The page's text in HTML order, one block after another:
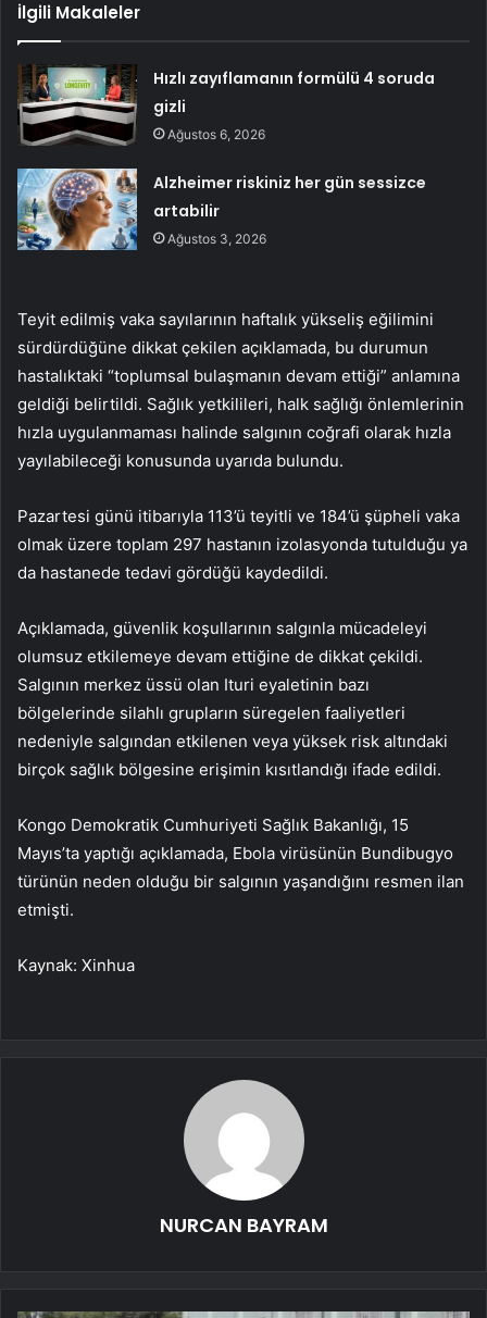
İlgili Makaleler
Hızlı zayıflamanın formülü 4 soruda
gizli
Ağustos 6, 2026
Alzheimer riskiniz her gün sessizce
artabilir
Ağustos 3, 2026
Teyit edilmiş vaka sayılarının haftalık yükseliş eğilimini
sürdürdüğüne dikkat çekilen açıklamada, bu durumun
hastalıktaki “toplumsal bulaşmanın devam ettiği” anlamına
geldiği belirtildi. Sağlık yetkilileri, halk sağlığı önlemlerinin
hızla uygulanmaması halinde salgının coğrafi olarak hızla
yayılabileceği konusunda uyarıda bulundu.
Pazartesi günü itibarıyla 113’ü teyitli ve 184’ü şüpheli vaka
olmak üzere toplam 297 hastanın izolasyonda tutulduğu ya
da hastanede tedavi gördüğü kaydedildi.
Açıklamada, güvenlik koşullarının salgınla mücadeleyi
olumsuz etkilemeye devam ettiğine de dikkat çekildi.
Salgının merkez üssü olan Ituri eyaletinin bazı
bölgelerinde silahlı grupların süregelen faaliyetleri
nedeniyle salgından etkilenen veya yüksek risk altındaki
birçok sağlık bölgesine erişimin kısıtlandığı ifade edildi.
Kongo Demokratik Cumhuriyeti Sağlık Bakanlığı, 15
Mayıs’ta yaptığı açıklamada, Ebola virüsünün Bundibugyo
türünün neden olduğu bir salgının yaşandığını resmen ilan
etmişti.
Kaynak: Xinhua
NURCAN BAYRAM